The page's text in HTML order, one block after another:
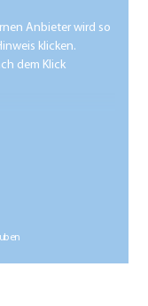
Anbieter wird so
klicken.
dem Klick